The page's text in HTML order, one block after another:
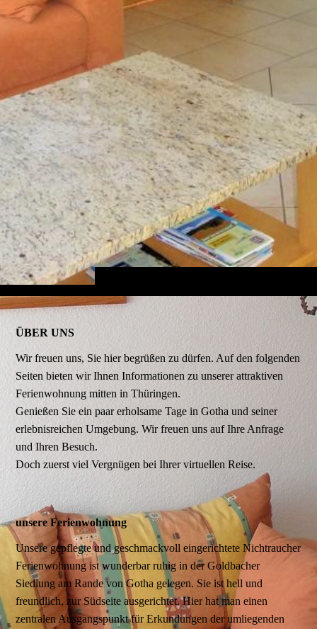
ÜBER UNS
Wir freuen uns, Sie hier begrüßen zu dürfen. Auf den folgenden
Seiten bieten wir Ihnen Informationen zu unserer attraktiven
Ferienwohnung mitten in Thüringen.
Genießen Sie ein paar erholsame Tage in Gotha und seiner
erlebnisreichen Umgebung. Wir freuen uns auf Ihre Anfrage
und Ihren Besuch.
Doch zuerst viel Vergnügen bei Ihrer virtuellen Reise.
unsere Ferienwohnung
Unsere gepflegte und geschmackvoll eingerichtete Nichtraucher
Ferienwohnung ist wunderbar ruhig in der Goldbacher
Siedlung am Rande von Gotha gelegen. Sie ist hell und
freundlich, zur Südseite ausgerichtet. Hier hat man einen
zentralen Ausgangspunkt für Erkundungen der umliegenden